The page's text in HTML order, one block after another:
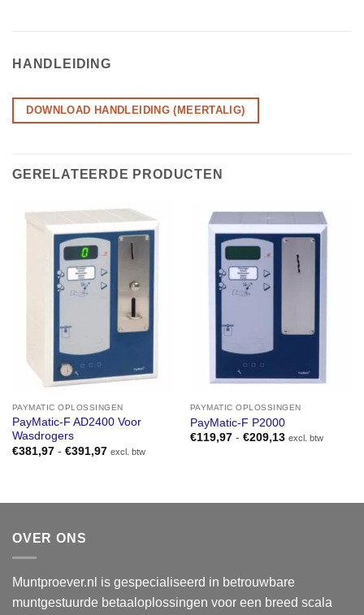
HANDLEIDING
DOWNLOAD HANDLEIDING (MEERTALIG)
GERELATEERDE PRODUCTEN
PAYMATIC OPLOSSINGEN
PayMatic-F AD2400 Voor
Wasdrogers
€381,97 - €391,97Prijsklasse:
excl. btw
PAYMATIC OPLOSSINGEN
PayMatic-F P2000
€119,97 - €209,13Prijsklasse:
excl. btw
OVER ONS
Muntproever.nl is gespecialiseerd in betrouwbare
muntgestuurde betaaloplossingen voor een breed scala